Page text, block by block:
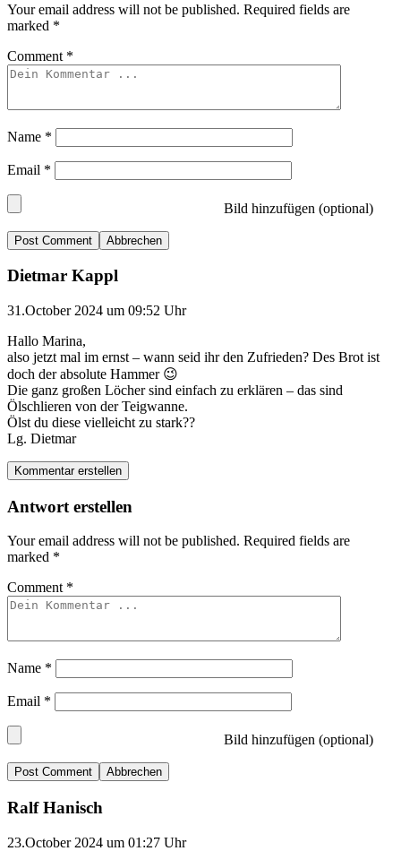
Your email address will not be published. Required fields are
marked *
Comment *
Name *
Email *
Bild hinzufügen (optional)
Abbrechen
Dietmar Kappl
31.October 2024 um 09:52 Uhr
Hallo Marina,
also jetzt mal im ernst – wann seid ihr den Zufrieden? Des Brot ist
doch der absolute Hammer 😉
Die ganz großen Löcher sind einfach zu erklären – das sind
Ölschlieren von der Teigwanne.
Ölst du diese vielleicht zu stark??
Lg. Dietmar
Kommentar erstellen
Antwort erstellen
Your email address will not be published. Required fields are
marked *
Comment *
Name *
Email *
Bild hinzufügen (optional)
Abbrechen
Ralf Hanisch
23.October 2024 um 01:27 Uhr